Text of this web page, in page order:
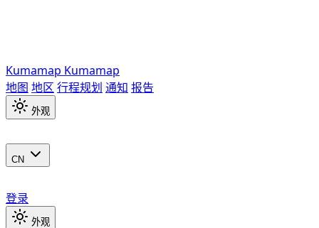
Kumamap Kumamap
地图 地区 行程规划 通知 报告
外观
CN
登录
外观